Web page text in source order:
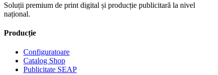
Soluții premium de print digital și producție publicitară la nivel
național.
Producție
Configuratoare
Catalog Shop
Publicitate SEAP